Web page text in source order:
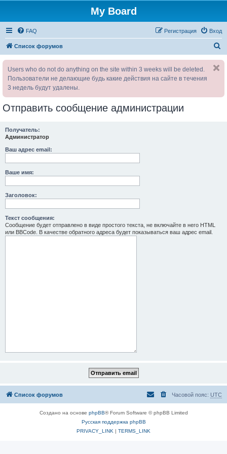
My Board
FAQ Вход
Регистрация
Список форумов
Users who do not do anything on the site within 3 weeks will be deleted.
Пользователи не делающие будь какие действия на сайте в течения
3 недель будут удалены.
Отправить сообщение администрации
Получатель:
Администратор
Ваш адрес email:
Ваше имя:
Заголовок:
Текст сообщения:
Сообщение будет отправлено в виде простого текста, не включайте в него HTML
или BBCode. В качестве обратного адреса будет показываться ваш адрес email.
Список форумов Часовой пояс: UTC
Создано на основе phpBB® Forum Software © phpBB Limited
Русская поддержка phpBB
PRIVACY_LINK | TERMS_LINK